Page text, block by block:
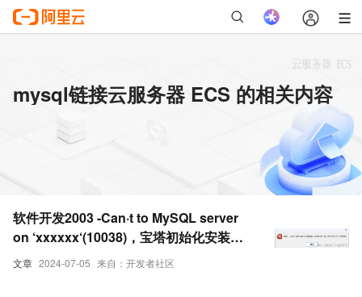
mysql链接云服务器 ECS 的相关内容
文章 2024-07-05 来自：开发者社区
软件开发2003 -Can·t to MySQL server
on ‘xxxxxx‘(10038)，宝塔初始化安装
mysql，远程链接MySql注意事项，开始